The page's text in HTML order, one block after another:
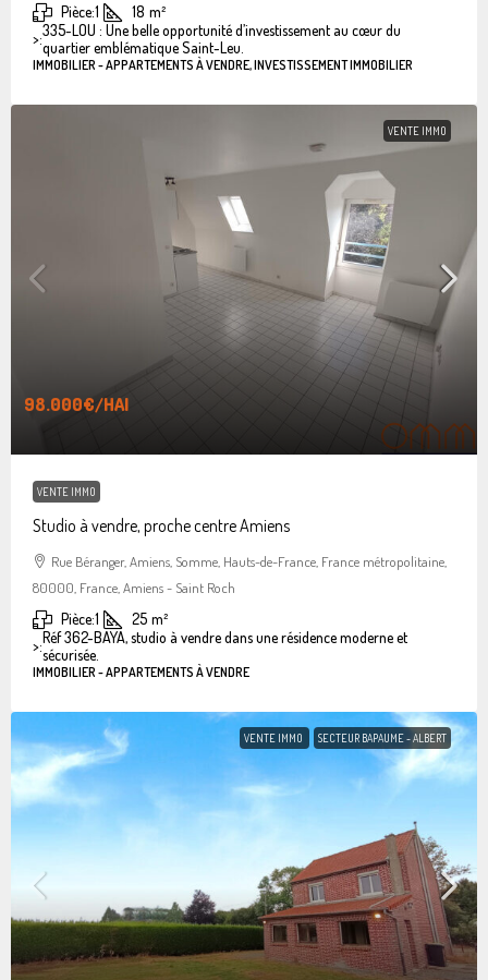
Pièce:1 18 m²
>:335-LOU : Une belle opportunité d’investissement au cœur du
quartier emblématique Saint-Leu.
IMMOBILIER - APPARTEMENTS À VENDRE, INVESTISSEMENT IMMOBILIER
VENTE IMMO
98.000€/HAI
VENTE IMMO
Studio à vendre, proche centre Amiens
Rue Béranger, Amiens, Somme, Hauts-de-France, France métropolitaine,
80000, France, Amiens - Saint Roch
Pièce:1 25 m²
>:Réf 362-BAYA, studio à vendre dans une résidence moderne et
sécurisée.
IMMOBILIER - APPARTEMENTS À VENDRE
VENTE IMMO SECTEUR BAPAUME - ALBERT